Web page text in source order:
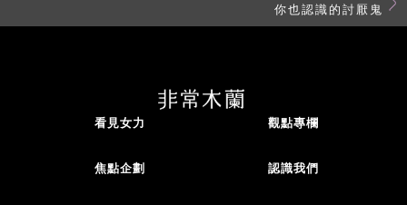
你也認識的討厭鬼
看見女力 觀點專欄
焦點企劃 認識我們